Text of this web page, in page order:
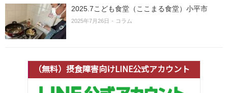
2025.7こども食堂（ここまる食堂）小平市
2025年7月26日 コラム
（無料）摂食障害向けLINE公式アカウント